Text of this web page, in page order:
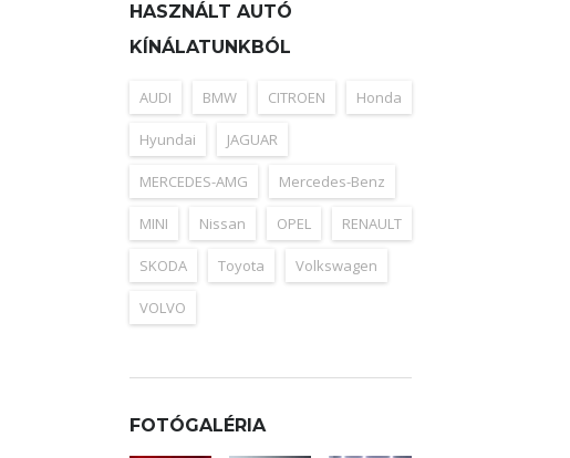
HASZNÁLT AUTÓ
KÍNÁLATUNKBÓL
AUDI BMW CITROEN Honda
Hyundai JAGUAR
MERCEDES-AMG Mercedes-Benz
MINI Nissan OPEL RENAULT
SKODA Toyota Volkswagen
VOLVO
FOTÓGALÉRIA